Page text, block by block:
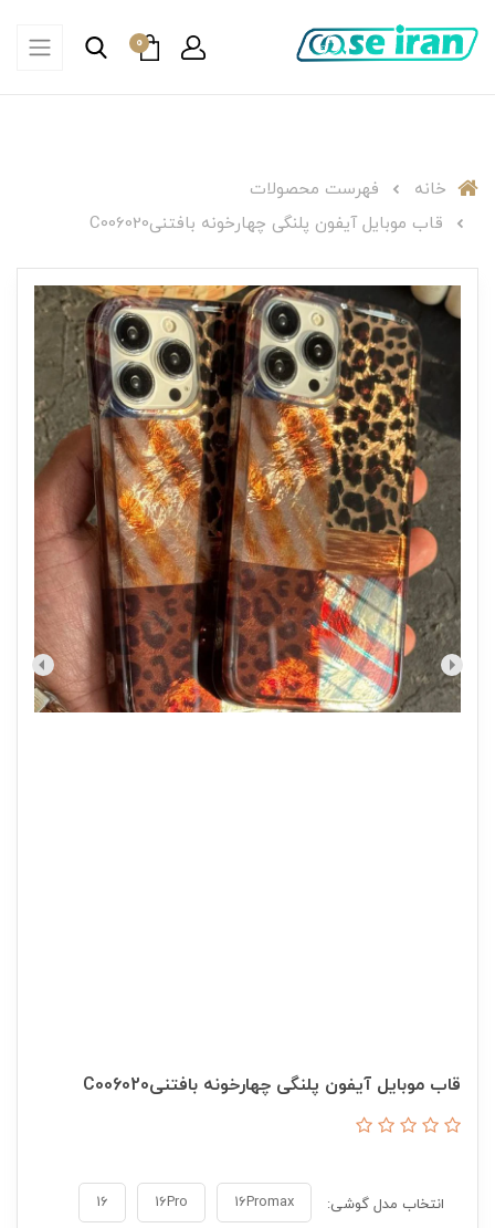
0
خانه
فهرست محصولات
قاب موبایل آیفون پلنگی چهارخونه بافتنیC006020
قاب موبایل آیفون پلنگی چهارخونه بافتنیC006020
انتخاب مدل گوشی: 16Promax
16Pro
16